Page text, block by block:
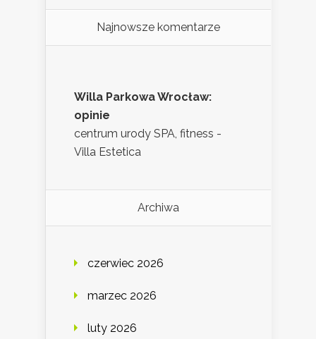
Najnowsze komentarze
Willa Parkowa Wrocław:
opinie
centrum urody SPA, fitness -
Villa Estetica
Archiwa
czerwiec 2026
marzec 2026
luty 2026